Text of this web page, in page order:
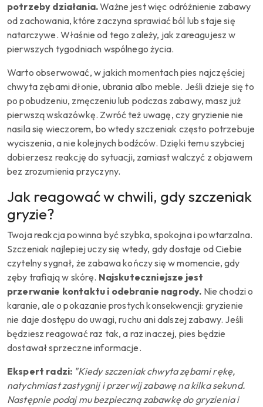
potrzeby działania.Ważne jest więc odróżnienie zabawy
od zachowania, które zaczyna sprawiać ból lub staje się
natarczywe. Właśnie od tego zależy, jak zareagujesz w
pierwszych tygodniach wspólnego życia.
Warto obserwować, w jakich momentach pies najczęściej
chwyta zębami dłonie, ubrania albo meble. Jeśli dzieje się to
po pobudzeniu, zmęczeniu lub podczas zabawy, masz już
pierwszą wskazówkę. Zwróć też uwagę, czy gryzienie nie
nasila się wieczorem, bo wtedy szczeniak często potrzebuje
wyciszenia, a nie kolejnych bodźców. Dzięki temu szybciej
dobierzesz reakcję do sytuacji, zamiast walczyć z objawem
bez zrozumienia przyczyny.
Jak reagować w chwili, gdy szczeniak
gryzie?
Twoja reakcja powinna być szybka, spokojna i powtarzalna.
Szczeniak najlepiej uczy się wtedy, gdy dostaje od Ciebie
czytelny sygnał, że zabawa kończy się w momencie, gdy
zęby trafiają w skórę. Najskuteczniejsze jest
przerwanie kontaktu i odebranie nagrody. Nie chodzi o
karanie, ale o pokazanie prostych konsekwencji: gryzienie
nie daje dostępu do uwagi, ruchu ani dalszej zabawy. Jeśli
będziesz reagować raz tak, a raz inaczej, pies będzie
dostawał sprzeczne informacje.
Ekspert radzi: "Kiedy szczeniak chwyta zębami rękę,
natychmiast zastygnij i przerwij zabawę na kilka sekund.
Następnie podaj mu bezpieczną zabawkę do gryzienia i